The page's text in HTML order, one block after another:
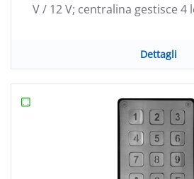
V / 12 V; centralina gestisce 4
Dettagli